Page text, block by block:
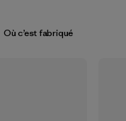
Où c’est fabriqué